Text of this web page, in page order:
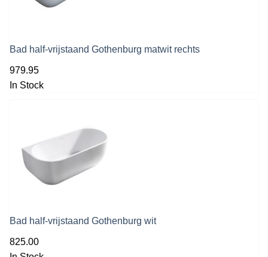
Bad half-vrijstaand Gothenburg matwit rechts
979.95
In Stock
Bad half-vrijstaand Gothenburg wit
825.00